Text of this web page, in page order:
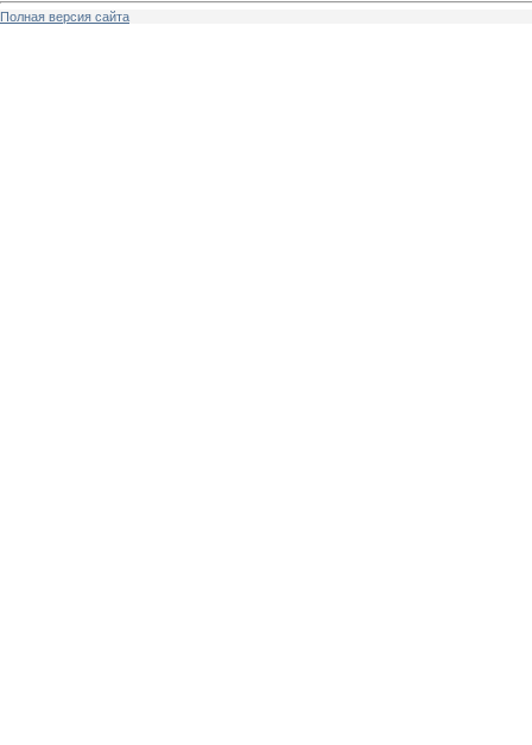
Полная версия сайта